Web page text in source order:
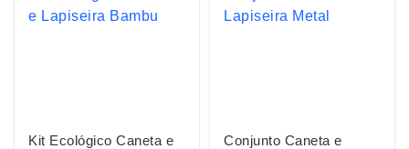
Kit Ecológico Caneta e
Conjunto Caneta e